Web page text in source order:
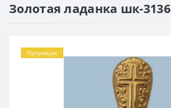
Золотая ладанка шк-3136
Популярні